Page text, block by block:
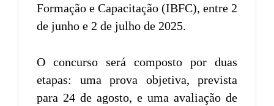
Formação e Capacitação (IBFC), entre 2
de junho e 2 de julho de 2025.
O concurso será composto por duas
etapas: uma prova objetiva, prevista
para 24 de agosto, e uma avaliação de